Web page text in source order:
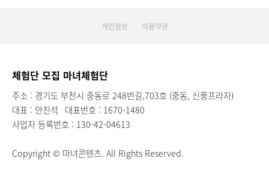
개인정보 이용약관
체험단 모집 마녀체험단
주소 : 경기도 부천시 중동로 248번길,703호 (중동, 신풍프라자)
대표 : 안진석 대표번호 : 1670-1480
사업자 등록번호 : 130-42-04613
Copyright © 마녀콘텐츠. All Rights Reserved.